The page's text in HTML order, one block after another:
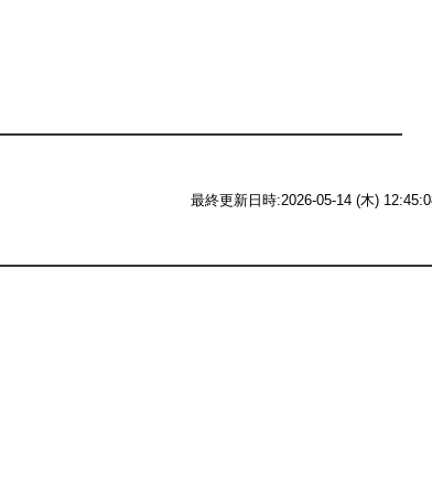
最終更新日時:2026-05-14 (木)